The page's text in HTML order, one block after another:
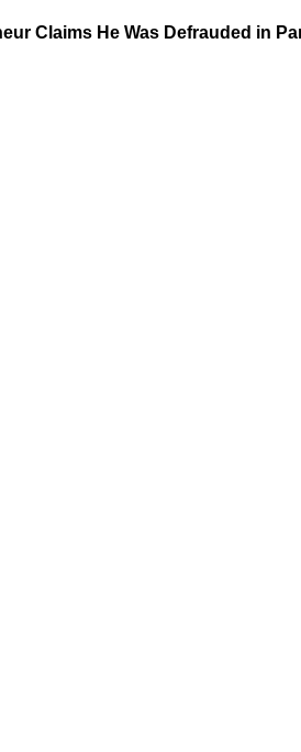
Claims He Was Defrauded in